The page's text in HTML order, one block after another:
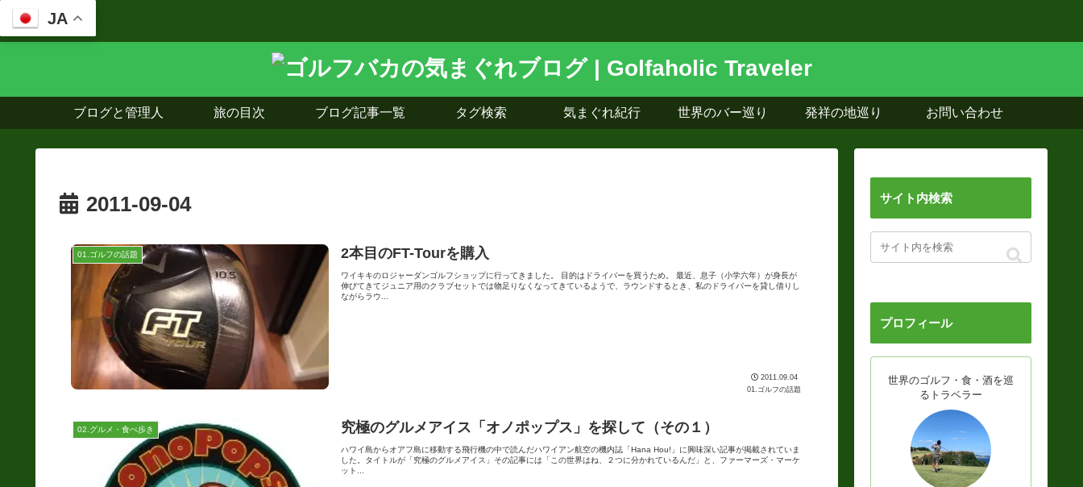
JA
ブログと管理人 旅の目次 ブログ記事一覧 タグ検索 気まぐれ紀行 世界のバー巡り 発祥の地巡り お問い合わせ
2011-09-04
01.ゴルフの話題 2本目のFT-Tourを購入
ワイキキのロジャーダンゴルフショップに行ってきました。 目的はドライバーを買うため。 最近、息子（小学六年）が身長が
伸びてきてジュニア用のクラブセットでは物足りなくなってきているようで、ラウンドするとき、私のドライバーを貸し借りし
ながらラウ...
2011.09.04
01.ゴルフの話題
02.グルメ・食べ歩き 究極のグルメアイス「オノポップス」を探して（その１）
ハワイ島からオアフ島に移動する飛行機の中で読んだハワイアン航空の機内誌「Hana Hou!」に興味深い記事が掲載されていま
した。タイトルが「究極のグルメアイス」その記事には「この世界はね、２つに分かれているんだ」と、ファーマーズ・マーケ
ット...
サイト内検索
プロフィール
世界のゴルフ・食・酒を巡
るトラベラー